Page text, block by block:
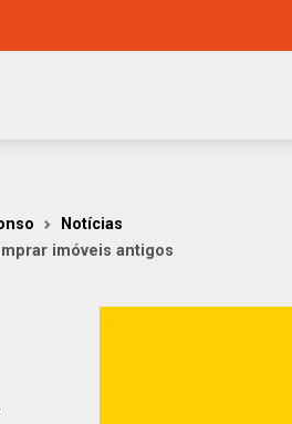
Notícias
imóveis antigos